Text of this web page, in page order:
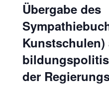
Übergabe des
Kunstschulen)
der